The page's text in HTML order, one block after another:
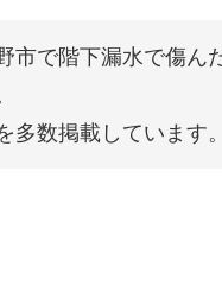
市で階下漏水で傷ん
多数掲載しています